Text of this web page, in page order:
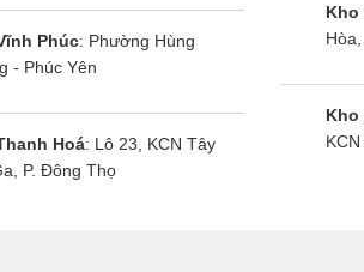
âm trần Daikin
RNQ42MY1
Điều hòa
Phúc: Phường Hùng
- Phúc Yên
Hoá: Lô 23, KCN Tây
P. Đông Thọ
Kho
Kho